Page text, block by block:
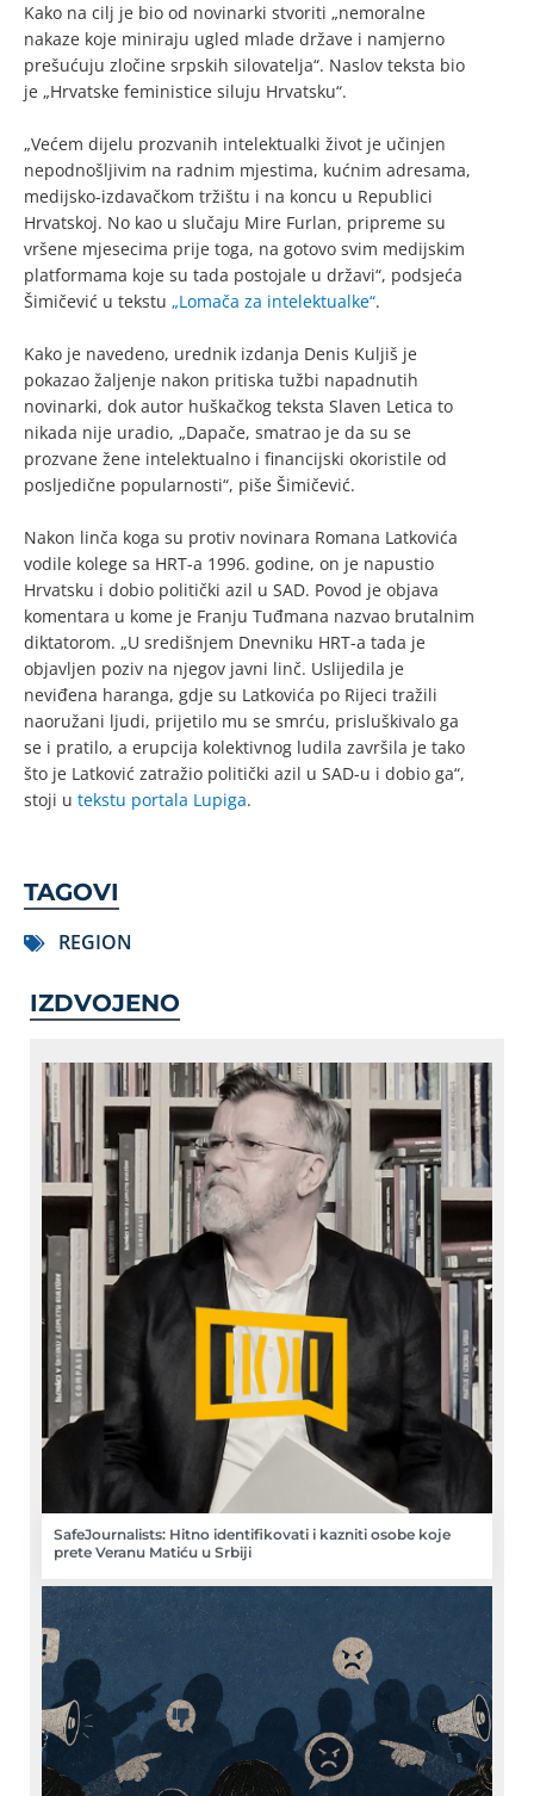
Kako na cilj je bio od novinarki stvoriti „nemoralne
nakaze koje miniraju ugled mlade države i namjerno
prešućuju zločine srpskih silovatelja“. Naslov teksta bio
je „Hrvatske feministice siluju Hrvatsku“.
„Većem dijelu prozvanih intelektualki život je učinjen
nepodnošljivim na radnim mjestima, kućnim adresama,
medijsko-izdavačkom tržištu i na koncu u Republici
Hrvatskoj. No kao u slučaju Mire Furlan, pripreme su
vršene mjesecima prije toga, na gotovo svim medijskim
platformama koje su tada postojale u državi“, podsjeća
Šimičević u tekstu „Lomača za intelektualke“.
Kako je navedeno, urednik izdanja Denis Kuljiš je
pokazao žaljenje nakon pritiska tužbi napadnutih
novinarki, dok autor huškačkog teksta Slaven Letica to
nikada nije uradio, „Dapače, smatrao je da su se
prozvane žene intelektualno i financijski okoristile od
posljedične popularnosti“, piše Šimičević.
Nakon linča koga su protiv novinara Romana Latkovića
vodile kolege sa HRT-a 1996. godine, on je napustio
Hrvatsku i dobio politički azil u SAD. Povod je objava
komentara u kome je Franju Tuđmana nazvao brutalnim
diktatorom. „U središnjem Dnevniku HRT-a tada je
objavljen poziv na njegov javni linč. Uslijedila je
neviđena haranga, gdje su Latkovića po Rijeci tražili
naoružani ljudi, prijetilo mu se smrću, prisluškivalo ga
se i pratilo, a erupcija kolektivnog ludila završila je tako
što je Latković zatražio politički azil u SAD-u i dobio ga“,
stoji u tekstu portala Lupiga.
TAGOVI
REGION
IZDVOJENO
SafeJournalists: Hitno identifikovati i kazniti osobe koje
prete Veranu Matiću u Srbiji